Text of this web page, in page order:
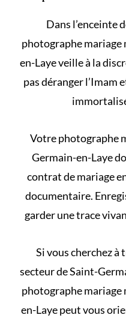
Dans l’enceinte
photographe
en-Laye veille à la
pas déranger l’Imam
Votre photographe
Germain-en-Laye
contrat de mariage
documentaire.
garder une trace
Si vous cherchez à
secteur de Saint-
photographe
en-Laye peut vous